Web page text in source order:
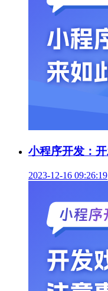
小程序开发：
2023-12-16 09:26:19